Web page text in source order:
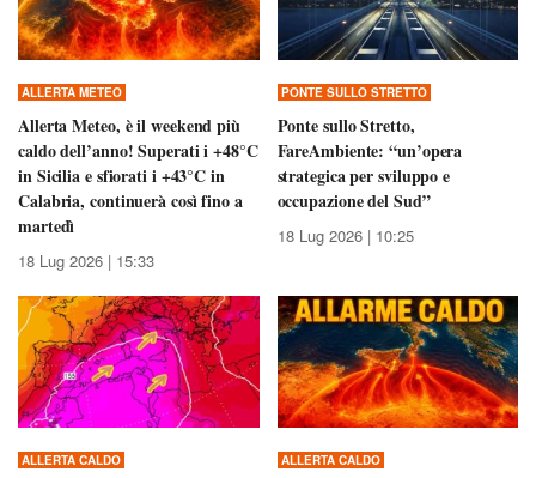
ALLERTA METEO
Allerta Meteo, è il weekend più
caldo dell’anno! Superati i +48°C
in Sicilia e sfiorati i +43°C in
Calabria, continuerà così fino a
martedì
18 Lug 2026 | 15:33
PONTE SULLO STRETTO
Ponte sullo Stretto,
FareAmbiente: “un’opera
strategica per sviluppo e
occupazione del Sud”
18 Lug 2026 | 10:25
ALLERTA CALDO ALLERTA CALDO